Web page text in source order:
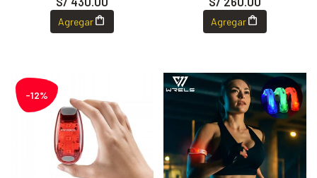
Agregar Agregar
-12%